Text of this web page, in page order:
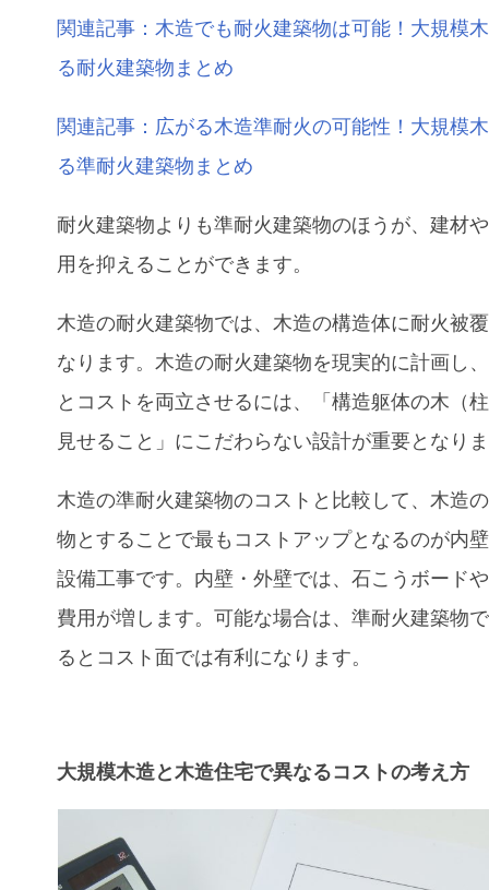
関連記事：木造でも耐火建築物は可能！大規模
る耐火建築物まとめ
関連記事：広がる木造準耐火の可能性！大規模
る準耐火建築物まとめ
耐火建築物よりも準耐火建築物のほうが、建材
用を抑えることができます。
木造の耐火建築物では、木造の構造体に耐火被
なります。木造の耐火建築物を現実的に計画し
とコストを両立させるには、「構造躯体の木（
見せること」にこだわらない設計が重要となり
木造の準耐火建築物のコストと比較して、木造
物とすることで最もコストアップとなるのが内
設備工事です。内壁・外壁では、石こうボード
費用が増します。可能な場合は、準耐火建築物
るとコスト面では有利になります。
大規模木造と木造住宅で異なるコストの考え方